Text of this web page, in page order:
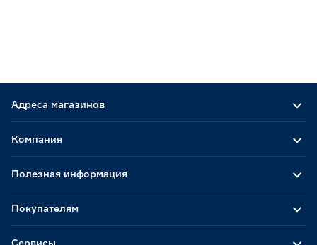
Адреса магазинов
Компания
Полезная информация
Покупателям